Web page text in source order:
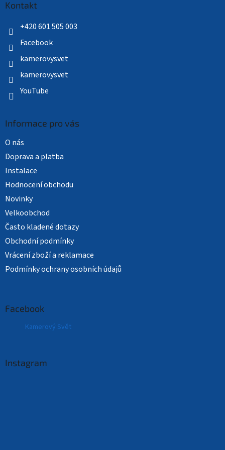
Kontakt
+420 601 505 003
Facebook
kamerovysvet
kamerovysvet
YouTube
Informace pro vás
O nás
Doprava a platba
Instalace
Hodnocení obchodu
Novinky
Velkoobchod
Často kladené dotazy
Obchodní podmínky
Vrácení zboží a reklamace
Podmínky ochrany osobních údajů
Facebook
Kamerový Svět
Instagram